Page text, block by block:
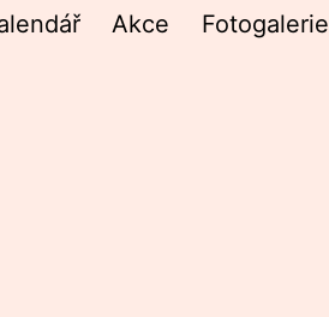
Akce Fotogalerie